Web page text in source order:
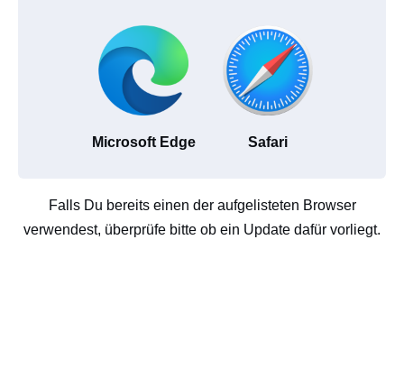
Microsoft Edge Safari
Falls Du bereits einen der aufgelisteten Browser
verwendest, überprüfe bitte ob ein Update dafür vorliegt.